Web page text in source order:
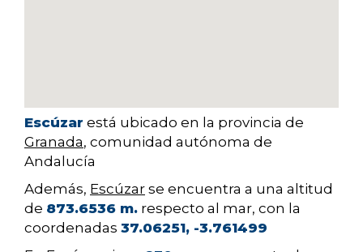
Escúzar está ubicado en la provincia de
Granada, comunidad autónoma de
Andalucía
Además, Escúzar se encuentra a una altitud
de 873.6536 m. respecto al mar, con la
coordenadas 37.06251, -3.761499